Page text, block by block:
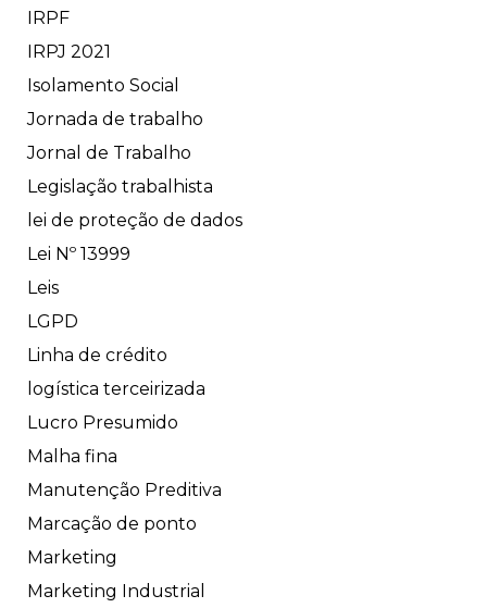
IRPF
IRPJ 2021
Isolamento Social
Jornada de trabalho
Jornal de Trabalho
Legislação trabalhista
lei de proteção de dados
Lei Nº 13999
Leis
LGPD
Linha de crédito
logística terceirizada
Lucro Presumido
Malha fina
Manutenção Preditiva
Marcação de ponto
Marketing
Marketing Industrial